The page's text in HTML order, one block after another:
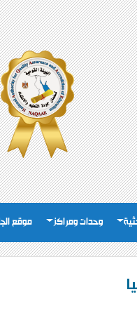
وحدات ومراكز موقع